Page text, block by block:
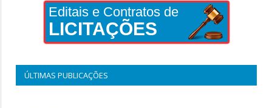
Editais e Contratos de
LICITAÇÕES
ÚLTIMAS PUBLICAÇÕES